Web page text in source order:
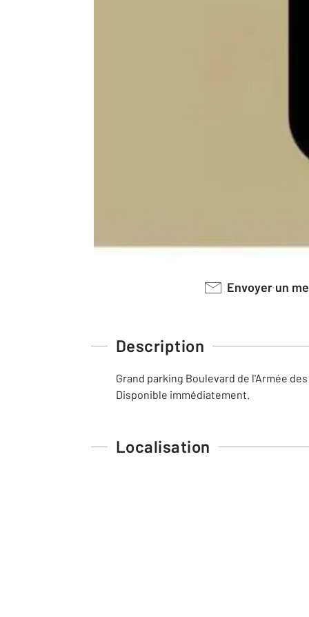
Envoyer un
Description
Grand parking Boulevard de l'Armée
Disponible immédiatement.
Localisation